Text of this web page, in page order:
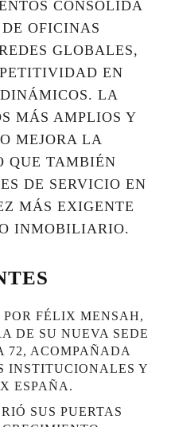
CONSOLIDA
OFICINAS
GLOBALES,
EN
LA
MÁS AMPLIOS Y
MEJORA LA
QUE TAMBIÉN
DE SERVICIO EN
MÁS EXIGENTE
INMOBILIARIO.
FÉLIX MENSAH,
DE SU NUEVA SEDE
72, ACOMPAÑADA
INSTITUCIONALES Y
ESPAÑA.
SUS PUERTAS